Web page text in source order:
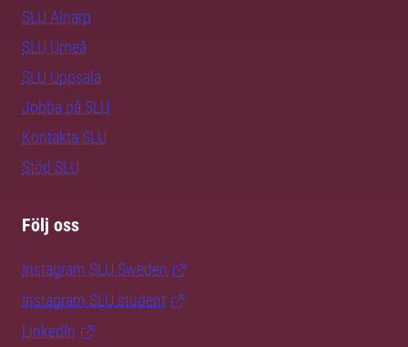
SLU Alnarp
SLU Umeå
SLU Uppsala
Jobba på SLU
Kontakta SLU
Stöd SLU
Följ oss
Instagram SLU.Sweden
Instagram SLU.student
LinkedIn